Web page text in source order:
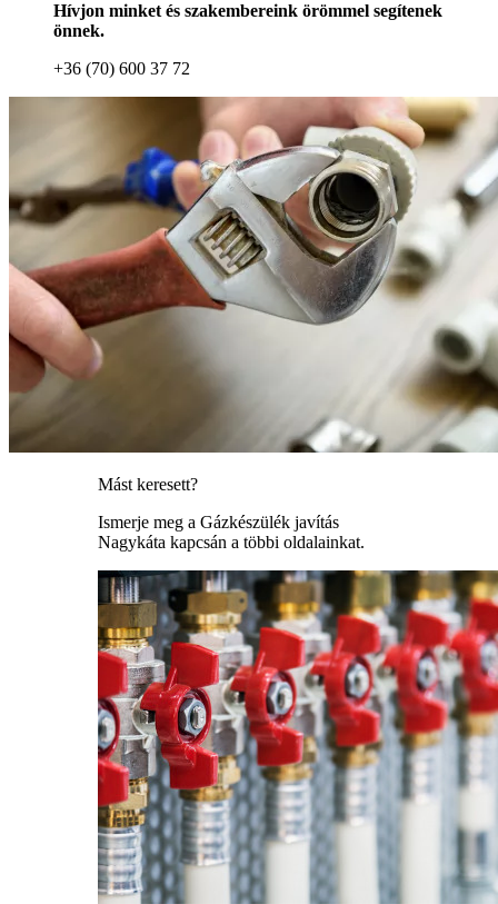
Hívjon minket és szakembereink örömmel segítenek
önnek.
+36 (70) 600 37 72
Mást keresett?
Ismerje meg a Gázkészülék javítás
Nagykáta kapcsán a többi oldalainkat.